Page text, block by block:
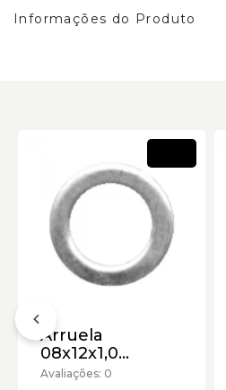
Informações do Produto
Arruela
08x12x1,0
Aluminio
Avaliações: 0